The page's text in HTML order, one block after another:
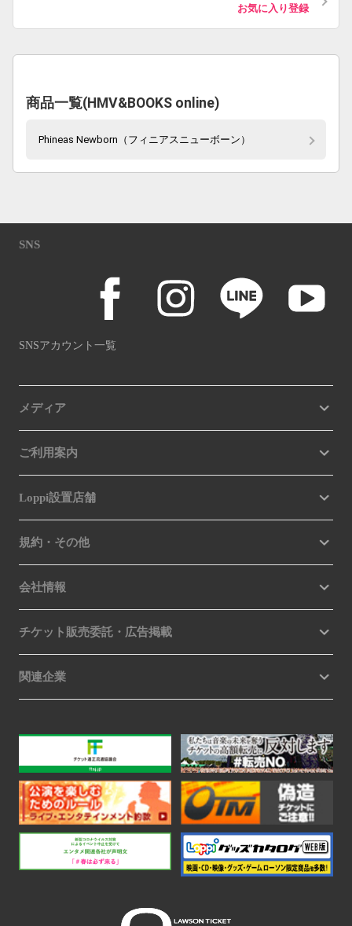
お気に入り登録
商品一覧(HMV&BOOKS online)
Phineas Newborn（フィニアスニューボーン）
SNS
SNSアカウント一覧
メディア
ご利用案内
Loppi設置店舗
規約・その他
会社情報
チケット販売委託・広告掲載
関連企業